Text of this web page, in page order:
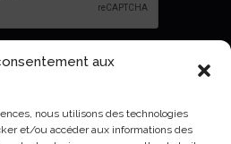
aux
nous utilisons des technologies
et/ou accéder aux informations des